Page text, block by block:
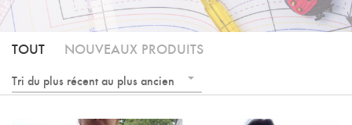
TOUT NOUVEAUX PRODUITS
Tri du plus récent au plus ancien